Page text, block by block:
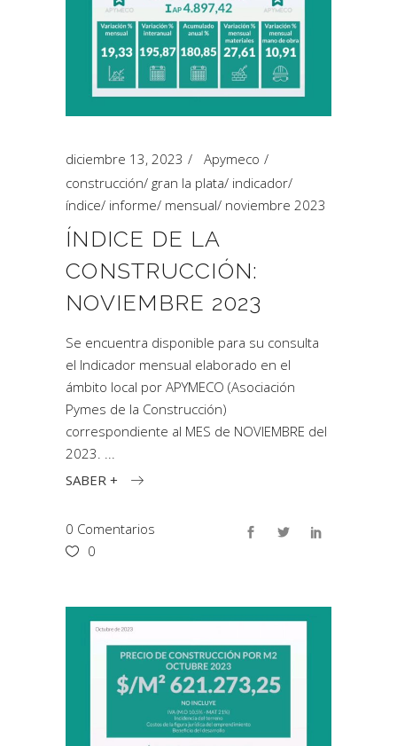
diciembre 13, 2023
Apymeco
construcción/ gran la plata/ indicador/
índice/ informe/ mensual/ noviembre 2023
ÍNDICE DE LA
CONSTRUCCIÓN:
NOVIEMBRE 2023
Se encuentra disponible para su consulta
el Indicador mensual elaborado en el
ámbito local por APYMECO (Asociación
Pymes de la Construcción)
correspondiente al MES de NOVIEMBRE del
2023.
SABER +
0 Comentarios
0